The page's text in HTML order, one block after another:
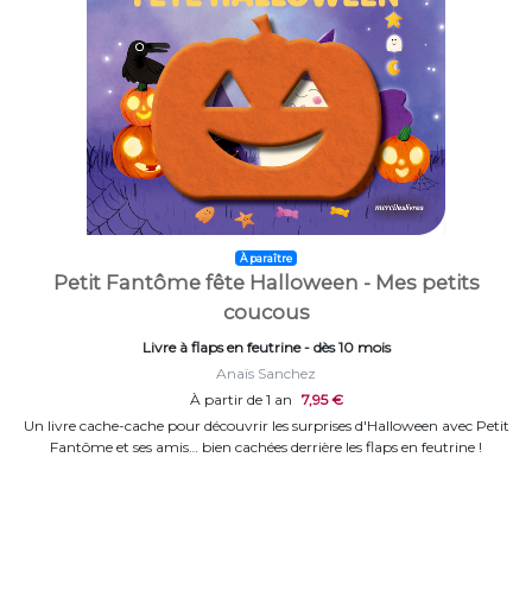
À paraître
Petit Fantôme fête Halloween - Mes petits
coucous
Livre à flaps en feutrine - dès 10 mois
Anaïs Sanchez
À partir de 1 an 7,95 €
Un livre cache-cache pour découvrir les surprises d'Halloween avec Petit
Fantôme et ses amis… bien cachées derrière les flaps en feutrine !